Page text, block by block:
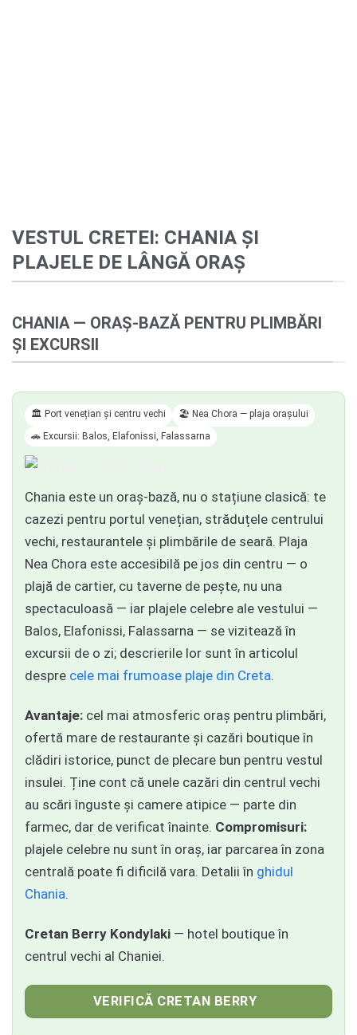
VESTUL CRETEI: CHANIA ȘI
PLAJELE DE LÂNGĂ ORAȘ
CHANIA — ORAȘ-BAZĂ PENTRU PLIMBĂRI
ȘI EXCURSII
🏛️ Port venețian și centru vechi
🏖️ Nea Chora — plaja orașului
🚗 Excursii: Balos, Elafonissi, Falassarna
Chania este un oraș-bază, nu o stațiune clasică: te
cazezi pentru portul venețian, străduțele centrului
vechi, restaurantele și plimbările de seară. Plaja
Nea Chora este accesibilă pe jos din centru — o
plajă de cartier, cu taverne de pește, nu una
spectaculoasă — iar plajele celebre ale vestului —
Balos, Elafonissi, Falassarna — se vizitează în
excursii de o zi; descrierile lor sunt în articolul
despre cele mai frumoase plaje din Creta.
Avantaje: cel mai atmosferic oraș pentru plimbări,
ofertă mare de restaurante și cazări boutique în
clădiri istorice, punct de plecare bun pentru vestul
insulei. Ține cont că unele cazări din centrul vechi
au scări înguste și camere atipice — parte din
farmec, dar de verificat înainte. Compromisuri:
plajele celebre nu sunt în oraș, iar parcarea în zona
centrală poate fi dificilă vara. Detalii în ghidul
Chania.
Cretan Berry Kondylaki — hotel boutique în
centrul vechi al Chaniei.
VERIFICĂ CRETAN BERRY